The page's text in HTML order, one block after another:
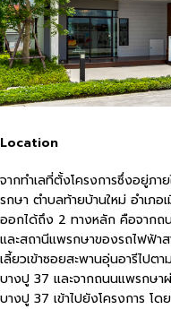
Location
จากทำเลที่ตั้งโครงการซึ่งอยู่ภ
รกษา ตำบลท้ายบ้านใหม่ อำเภอ
ออกได้ถึง 2 ทางหลัก คือจากถ
และสถานีแพรกษาของรถไฟฟ้า
เลี้ยวเข้าซอยสะพานอุ่นอารีไปต
บางปู 37 และจากถนนแพรกษา
บางปู 37 เข้าไปยังโครงการ โ